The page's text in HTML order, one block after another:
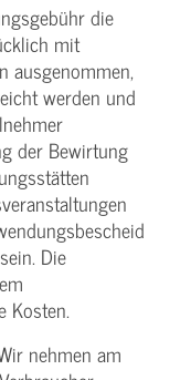
die
mit
ausgenommen,
werden und
der Bewirtung
Die
Kosten.
nehmen am